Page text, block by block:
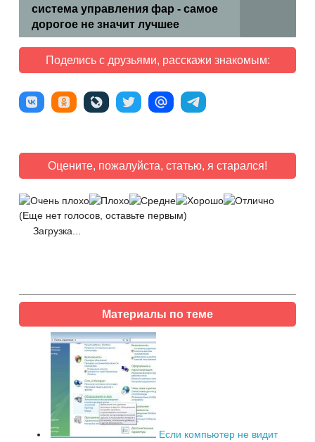
система управления фар - самое
дорогое не значит лучшее
Поделись с друзьями, расскажи знакомым:
Оцените, пожалуйста, статью, я старался!
(Еще нет голосов, оставьте первым)
Загрузка...
Материалы по теме
Если компьютер не видит